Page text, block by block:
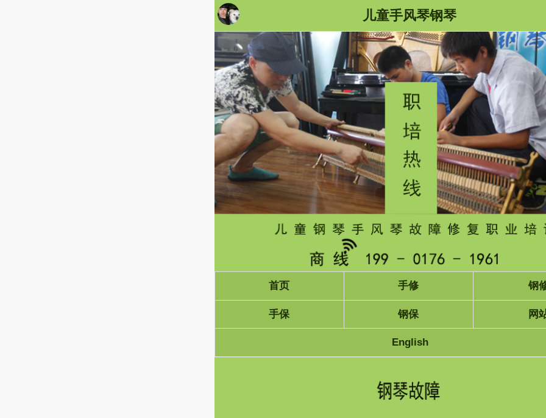
儿童手风琴钢琴
首页 手修 钢
手保 钢保 网
English